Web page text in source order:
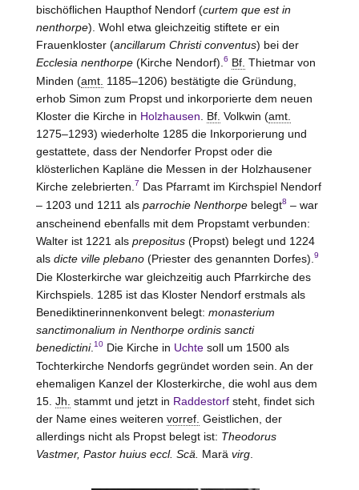
bischöflichen Haupthof Nendorf (curtem que est in
nenthorpe). Wohl etwa gleichzeitig stiftete er ein
Frauenkloster (ancillarum Christi conventus) bei der
Ecclesia nenthorpe(Kirche Nendorf). 6 Bf. Thietmar von
Minden (amt. 1185–1206) bestätigte die Gründung,
erhob Simon zum Propst und inkorporierte dem neuen
Kloster die Kirche in Holzhausen Bf. Volkwin (amt.
1275–1293) wiederholte 1285 die Inkorporierung und
gestattete, dass der Nendorfer Propst oder die
klösterlichen Kapläne die Messen in der Holzhausener
Kirche zelebrierten. 7 Das Pfarramt im Kirchspiel Nendorf
– 1203 und 1211 als parrochie Nenthorpebelegt8 – war
anscheinend ebenfalls mit dem Propstamt verbunden:
Walter ist 1221 als prepositus(Propst) belegt und 1224
als dicte ville plebano(Priester des genannten Dorfes). 9
Die Klosterkirche war gleichzeitig auch Pfarrkirche des
Kirchspiels. 1285 ist das Kloster Nendorferstmals als
Benediktinerinnenkonvent belegt: monasterium
sanctimonalium in Nenthorpe ordinis sancti
benedictini. 10Die Kirche in Uchtesoll um 1500 als
Tochterkirche Nendorfs gegründet worden sein. An der
ehemaligen Kanzel der Klosterkirche, die wohl aus dem
15. Jh. stammt und jetzt in Raddestorfsteht, findet sich
der Name eines weiteren vorref. Geistlichen, der
allerdings nicht als Propst belegt ist: Theodorus
Vastmer, Pastor huius eccl. Scä. Marä virg.